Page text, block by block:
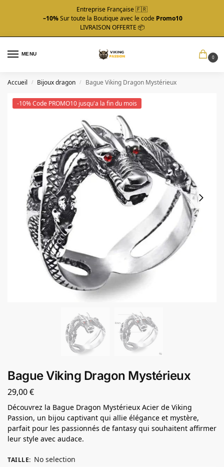
Entreprise Française 🇫🇷
–10%Sur toute la Boutique avec le code Promo10
LIVRAISON OFFERTE 📦
MENU
0
Accueil / Bijoux dragon / Bague Viking Dragon Mystérieux
-10% Code PROMO10 jusqu'a la fin du mois
Bague Viking Dragon Mystérieux
29,00€
Découvrez la Bague Dragon Mystérieux Acier de Viking
Passion, un bijou captivant qui allie élégance et mystère,
parfait pour les passionnés de fantasy qui souhaitent affirmer
leur style avec audace.
TAILLE: No selection